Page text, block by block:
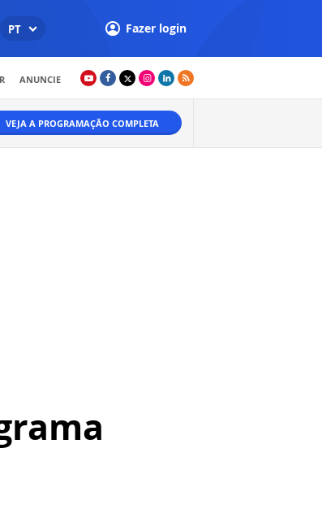
PT Fazer login
ANUNCIE
VEJA A PROGRAMAÇÃO COMPLETA